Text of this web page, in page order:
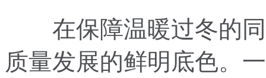
在保障温暖过冬的同
质量发展的鲜明底色。